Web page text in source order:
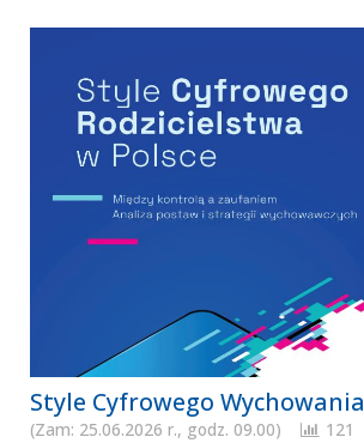
Style Cyfrowego Wychowania
(Zam: 25.06.2026 r., godz. 09.00) 121